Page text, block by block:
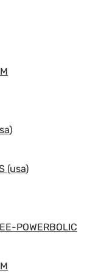
(usa)
POWERBOLIC